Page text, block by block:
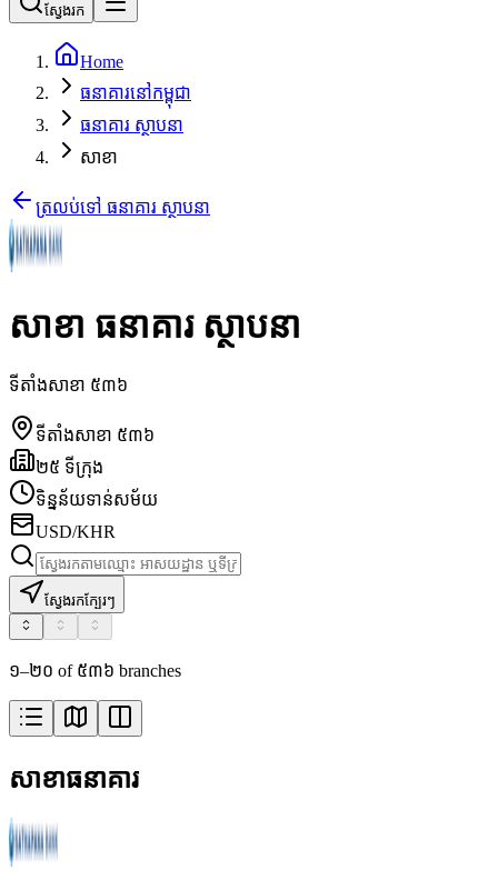
ស្វែងរក
Home
ធនាគារនៅកម្ពុជា
ធនាគារ ស្ថាបនា
សាខា
ត្រលប់ទៅ ធនាគារ ស្ថាបនា
សាខា ធនាគារ ស្ថាបនា
ទីតាំងសាខា ៥៣៦
ទីតាំងសាខា ៥៣៦
២៥ ទីក្រុង
ទិន្នន័យទាន់សម័យ
USD/KHR
ស្វែងរកក្បែរៗ
១–២០ of ៥៣៦ branches
សាខាធនាគារ